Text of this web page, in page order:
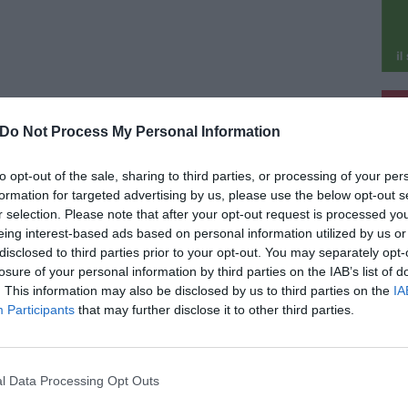
Do Not Process My Personal Information
opt-out of the sale, sharing to third parties, or processing of your
for targeted advertising by us, please use the below opt-out
selection. Please note that after your opt-out request is processed
interest-based ads based on personal information utilized by us
to third parties prior to your opt-out. You may separately
of your personal information by third parties on the IAB’s list of
This information may also be disclosed by us to third parties on the
Participants that may further disclose it to other third parties.
Data Processing Opt Outs
contro Meloni e la Polizia a Siena,
un 24enne
denunciato dalla Digos di Siena un 24enne
il presunto autore delle scritte offensive e
minacce di morte contro la presidente del
Giorgia Meloni e la [...]
2026